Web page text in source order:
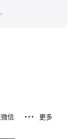
表示：
，让你在出门
续穿上一整
于 2027 年春
大指定买手店
。
信 更多